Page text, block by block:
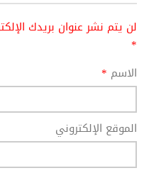
لن يتم نشر عنوان بريدك
*
الاسم *
الموقع الإلكتروني